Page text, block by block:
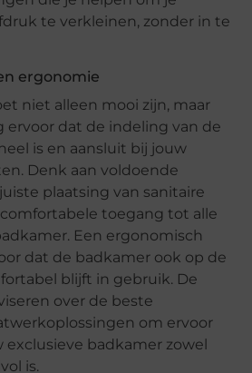
te verkleinen, zonder in te
ergonomie
niet alleen mooi zijn, maar
ervoor dat de indeling van de
is en aansluit bij jouw
Denk aan voldoende
plaatsing van sanitaire
toegang tot alle
Een ergonomisch
dat de badkamer ook op de
blijft in gebruik. De
over de beste
om ervoor
badkamer zowel
is.